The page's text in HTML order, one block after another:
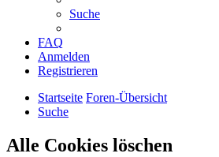
Suche
FAQ
Anmelden
Registrieren
Startseite Foren-Übersicht
Suche
Alle Cookies löschen